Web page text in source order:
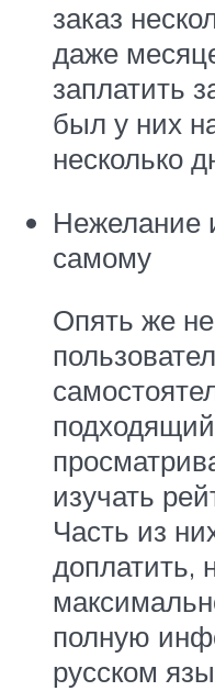
заказ
даже
заплатить
был у них
несколько
Нежелание
самому
Опять же
изучать
Часть из
доплатить,
полную
русском